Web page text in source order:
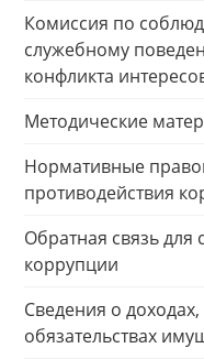
Комиссия по
служебному
конфликта
Методические
Нормативные
противодействия
Обратная связь
коррупции
Сведения о
обязательствах